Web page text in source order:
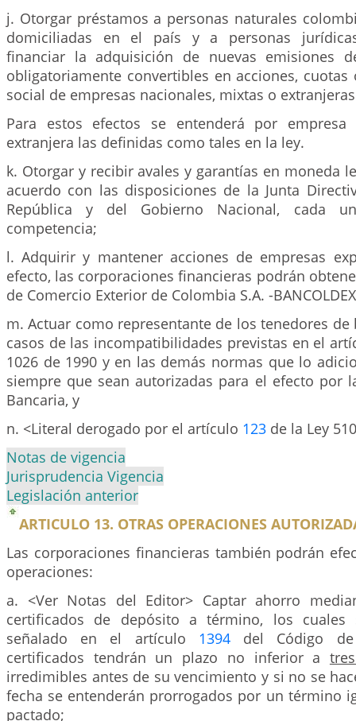
j. Otorgar préstamos a personas naturales
domiciliadas en el país y a personas
financiar la adquisición de nuevas emisiones
obligatoriamente convertibles en acciones,
social de empresas nacionales, mixtas o
Para estos efectos se entenderá por
extranjera las definidas como tales en la ley.
k. Otorgar y recibir avales y garantías en moneda
acuerdo con las disposiciones de la Junta
República y del Gobierno Nacional, cada
competencia;
l. Adquirir y mantener acciones de empresas
efecto, las corporaciones financieras podrán
de Comercio Exterior de Colombia S.A. -
m. Actuar como representante de los tenedores de
casos de las incompatibilidades previstas en el
1026 de 1990 y en las demás normas que lo
siempre que sean autorizadas para el efecto por
Bancaria, y
n. <Literal derogado por el artículo 123 de la Ley
Notas de vigencia
Jurisprudencia Vigencia
Legislación anterior
ARTICULO 13. OTRAS OPERACIONES
Las corporaciones financieras también podrán
operaciones:
a. <Ver Notas del Editor> Captar ahorro
certificados de depósito a término, los
señalado en el artículo 1394del Código de
certificados tendrán un plazo no inferior a
irredimibles antes de su vencimiento y si no se
fecha se entenderán prorrogados por un término
pactado;